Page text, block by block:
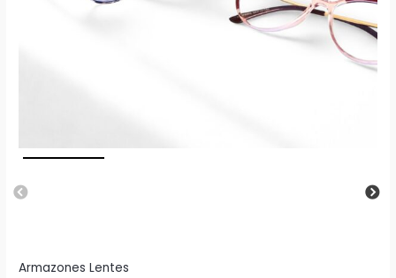
Armazones Lentes